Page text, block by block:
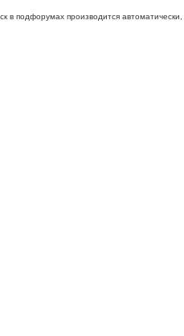
подфорумах производится